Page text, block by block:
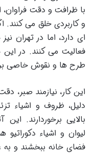
با ظرافت و دقت فراوان،
و کاربردی خلق می
ای دارد، اما در تهران
فعالیت می کنند. در این
طرح ها و نقوش خاصی
این کار، نیازمند صبر،
دلیل، ظروف و اشیاء
بالایی برخوردارند.
لیوان و اشیاء
فضای خانه ببخشند و به